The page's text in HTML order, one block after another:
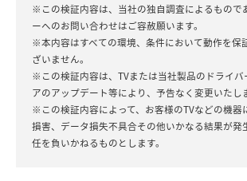
※この検証内容は、当社の独自調査によるもので
ーへのお問い合わせはご容赦願います。
※本内容はすべての環境、条件において動作を保
ざいません。
※この検証内容は、TVまたは当社製品のドライバ
アのアップデート等により、予告なく変更いたし
※この検証内容によって、お客様のTVなどの機器
損害、データ損失不具合その他いかなる結果が発
任を負いかねるものとします。